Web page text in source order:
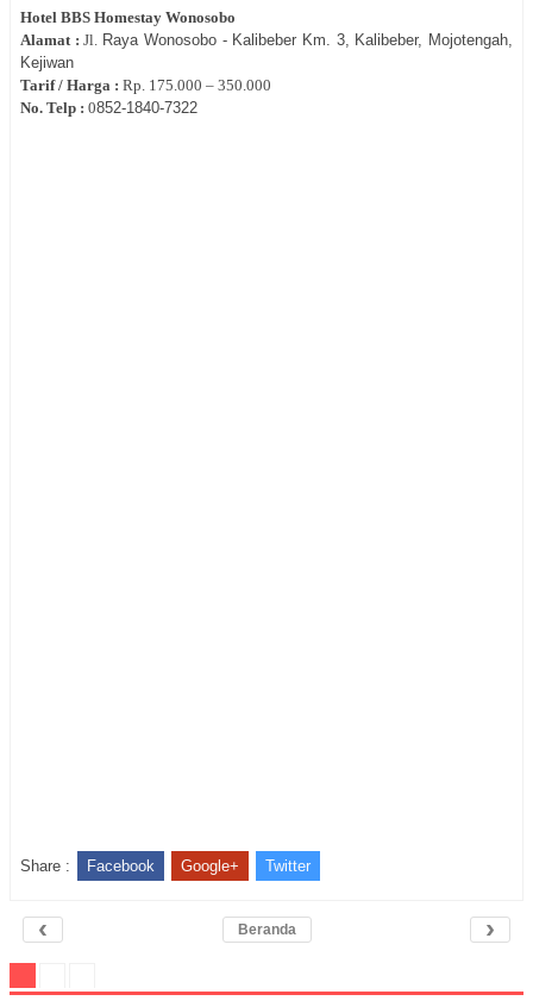
Hotel BBS Homestay Wonosobo
Alamat : Jl. Raya Wonosobo - Kalibeber Km. 3, Kalibeber, Mojotengah,
Kejiwan
Tarif / Harga : Rp. 175.000 – 350.000
No. Telp : 0852-1840-7322
Share : Facebook Google+ Twitter
‹ ›
Beranda